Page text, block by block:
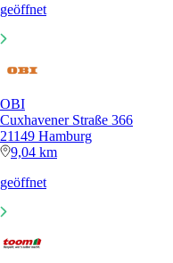
geöffnet
OBI
Cuxhavener Straße 366
21149 Hamburg
9,04 km
geöffnet